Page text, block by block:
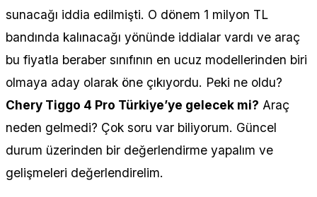
sunacağı iddia edilmişti. O dönem 1 milyon TL
bandında kalınacağı yönünde iddialar vardı ve araç
bu fiyatla beraber sınıfının en ucuz modellerinden biri
olmaya aday olarak öne çıkıyordu. Peki ne oldu?
Chery Tiggo 4 Pro Türkiye’ye gelecek mi? Araç
neden gelmedi? Çok soru var biliyorum. Güncel
durum üzerinden bir değerlendirme yapalım ve
gelişmeleri değerlendirelim.